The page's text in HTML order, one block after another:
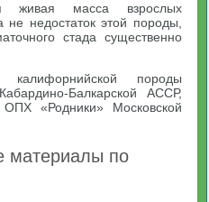
живая масса взрослых
недостаток этой породы,
стада существенно
калифорнийской породы
Балкарской АССР,
ОПХ «Родники» Московской
материалы по